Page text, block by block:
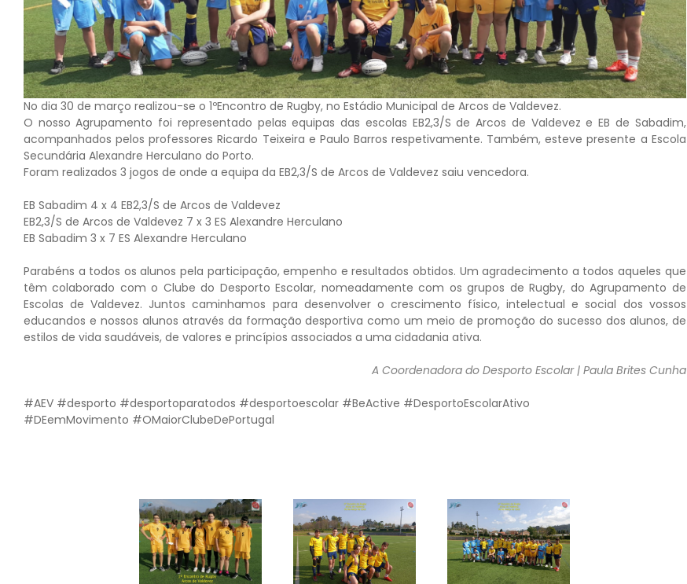
No dia 30 de março realizou-se o 1ºEncontro de Rugby, no Estádio Municipal de Arcos de Valdevez.
O nosso Agrupamento foi representado pelas equipas das escolas EB2,3/S de Arcos de Valdevez e EB de Sabadim,
acompanhados pelos professores Ricardo Teixeira e Paulo Barros respetivamente. Também, esteve presente a Escola
Secundária Alexandre Herculano do Porto.
Foram realizados 3 jogos de onde a equipa da EB2,3/S de Arcos de Valdevez saiu vencedora.
EB Sabadim 4 x 4 EB2,3/S de Arcos de Valdevez
EB2,3/S de Arcos de Valdevez 7 x 3 ES Alexandre Herculano
EB Sabadim 3 x 7 ES Alexandre Herculano
Parabéns a todos os alunos pela participação, empenho e resultados obtidos. Um agradecimento a todos aqueles que
têm colaborado com o Clube do Desporto Escolar, nomeadamente com os grupos de Rugby, do Agrupamento de
Escolas de Valdevez. Juntos caminhamos para desenvolver o crescimento físico, intelectual e social dos vossos
educandos e nossos alunos através da formação desportiva como um meio de promoção do sucesso dos alunos, de
estilos de vida saudáveis, de valores e princípios associados a uma cidadania ativa.
A Coordenadora do Desporto Escolar | Paula Brites Cunha
#AEV #desporto #desportoparatodos #desportoescolar #BeActive #DesportoEscolarAtivo
#DEemMovimento #OMaiorClubeDePortugal